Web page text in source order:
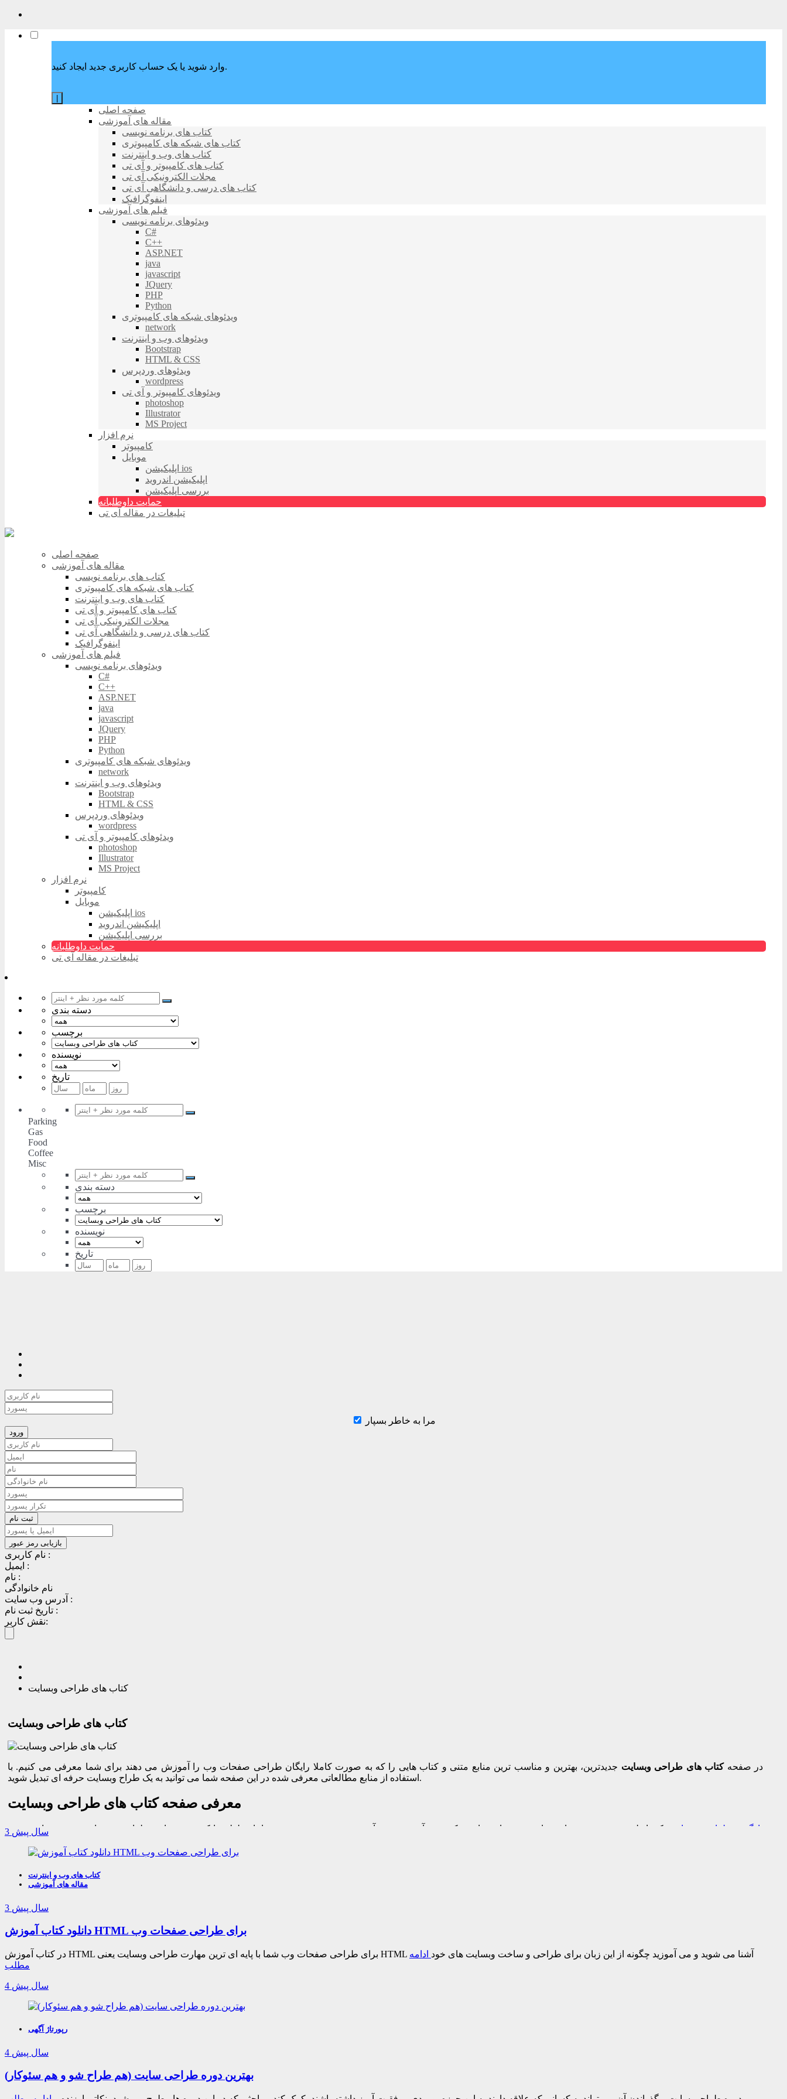
وارد شوید یا یک حساب کاربری جدید ایجاد کنید.
صفحه اصلی
مقاله های آموزشی
کتاب های برنامه نویسی
کتاب های شبکه های کامپیوتری
کتاب های وب و اینترنت
کتاب های کامپیوتر و آی تی
مجلات الکترونیکی آی تی
کتاب های درسی و دانشگاهی آی تی
اینفوگرافیک
فیلم های آموزشی
ویدئوهای برنامه نویسی
C#
C++
ASP.NET
java
javascript
JQuery
PHP
Python
ویدئوهای شبکه های کامپیوتری
network
ویدئوهای وب و اینترنت
Bootstrap
HTML & CSS
ویدئوهای وردپرس
wordpress
ویدئوهای کامپیوتر و آی تی
photoshop
Illustrator
MS Project
نرم افزار
کامپیوتر
موبایل
اپلیکیشن ios
اپلیکیشن اندروید
بررسی اپلیکیشن
حمایت داوطلبانه
تبلیغات در مقاله آی تی
صفحه اصلی
مقاله های آموزشی
کتاب های برنامه نویسی
کتاب های شبکه های کامپیوتری
کتاب های وب و اینترنت
کتاب های کامپیوتر و آی تی
مجلات الکترونیکی آی تی
کتاب های درسی و دانشگاهی آی تی
اینفوگرافیک
فیلم های آموزشی
ویدئوهای برنامه نویسی
C#
C++
ASP.NET
java
javascript
JQuery
PHP
Python
ویدئوهای شبکه های کامپیوتری
network
ویدئوهای وب و اینترنت
Bootstrap
HTML & CSS
ویدئوهای وردپرس
wordpress
ویدئوهای کامپیوتر و آی تی
photoshop
Illustrator
MS Project
نرم افزار
کامپیوتر
موبایل
اپلیکیشن ios
اپلیکیشن اندروید
بررسی اپلیکیشن
حمایت داوطلبانه
تبلیغات در مقاله آی تی
دسته بندی
برچسب
نویسنده
تاریخ
Parking
Gas
Food
Coffee
Misc
دسته بندی
برچسب
نویسنده
تاریخ
مرا به خاطر بسپار
نام کاربری :
ایمیل :
نام :
نام خانوادگی
آدرس وب سایت :
تاریخ ثبت نام :
نقش کاربر:
کتاب های طراحی وبسایت
کتاب های طراحی وبسایت
در صفحهکتاب های طراحی وبسایت جدیدترین، بهترین و مناسب ترین منابع متنی و کتاب هایی را که به صورت کاملا رایگان طراحی صفحات وب را آموزش می دهند برای شما معرفی می کنیم. با
استفاده از منابع مطالعاتی معرفی شده در این صفحه شما می توانید به یک طراح وبسایت حرفه ای تبدیل شوید.
معرفی صفحه کتاب های طراحی وبسایت
یادگیری طراحی وبسایت
یکی از لذت بخش ترین مهارت ها و روش های مناسب کسب درآمد در حوزه آی تی محسوب می شود. شما با تسلط پیدا کردن به مهارت طراحی صفحات وب می توانید هم به
صورت فریلنسری کار کنید و هم در شرکت های مختلف مشغول به کار شوید. روش های مختلفی هم برای یادگیری این مهارت وجود دارد که یکی از این روش ها استفاده از کتاب است. در صفحه کتاب
3 سال پیش
کتاب های وب و اینترنت
مقاله های آموزشی
3 سال پیش
دانلود کتاب آموزش HTML برای طراحی صفحات وب
در کتاب آموزش HTML برای طراحی صفحات وب شما با پایه ای ترین مهارت طراحی وبسایت یعنی HTML آشنا می شوید و می آموزید چگونه از این زبان برای طراحی و ساخت وبسایت های خود ادامه
مطلب
4 سال پیش
رپورتاژ آگهی
4 سال پیش
بهترین دوره طراحی سایت (هم طراح شو و هم سئوکار)